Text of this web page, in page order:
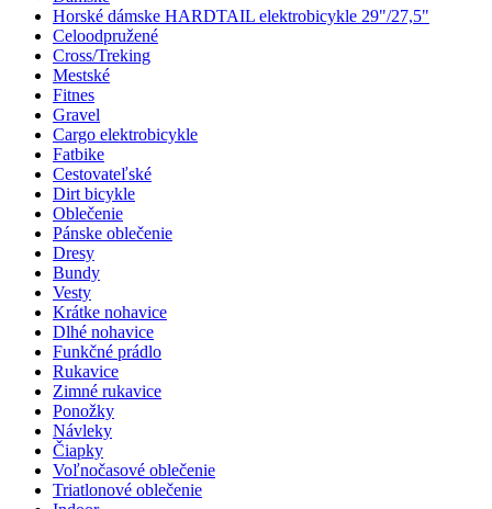
Horské dámske HARDTAIL elektrobicykle 29"/27,5"
Celoodpružené
Cross/Treking
Mestské
Fitnes
Gravel
Cargo elektrobicykle
Fatbike
Cestovateľské
Dirt bicykle
Oblečenie
Pánske oblečenie
Dresy
Bundy
Vesty
Krátke nohavice
Dlhé nohavice
Funkčné prádlo
Rukavice
Zimné rukavice
Ponožky
Návleky
Čiapky
Voľnočasové oblečenie
Triatlonové oblečenie